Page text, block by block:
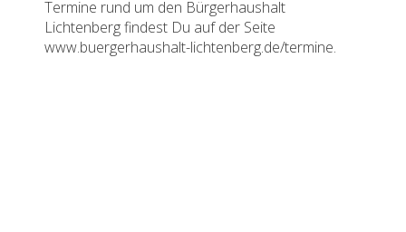
Termine rund um den Bürgerhaushalt
Lichtenberg findest Du auf der Seite
www.buergerhaushalt-lichtenberg.de/termine.